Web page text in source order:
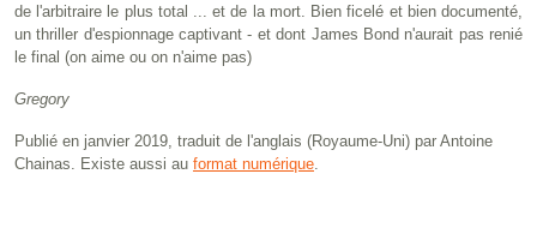
de l'arbitraire le plus total ... et de la mort. Bien ficelé et bien documenté,
un thriller d'espionnage captivant - et dont James Bond n'aurait pas renié
le final (on aime ou on n'aime pas)
Gregory
Publié en janvier 2019, traduit de l'anglais (Royaume-Uni) par Antoine
Chainas. Existe aussi au format numérique.